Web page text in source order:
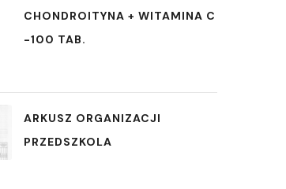
CHONDROITYNA + WITAMINA C
-100 TAB.
ARKUSZ ORGANIZACJI
PRZEDSZKOLA